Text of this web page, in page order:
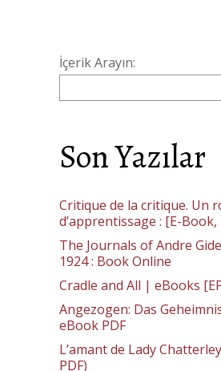
İçerik Arayın:
Son Yazılar
Critique de la critique. Un
d’apprentissage : [E-Book,
The Journals of Andre
1924 : Book Online
Cradle and All | eBooks
Angezogen: Das
eBook PDF
L’amant de Lady
PDF)